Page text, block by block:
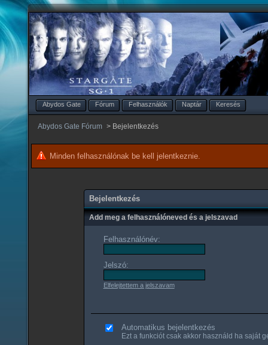
Abydos Gate Fórum Felhasználók Naptár Keresés
Abydos Gate Fórum > Bejelentkezés
Minden felhasználónak be kell jelentkeznie.
Bejelentkezés
Add meg a felhasználóneved és a jelszavad
Felhasználónév:
Jelszó:
Elfelejtettem a jelszavam
Automatikus bejelentkezés
Ezt a funkciót csak akkor használd ha saját